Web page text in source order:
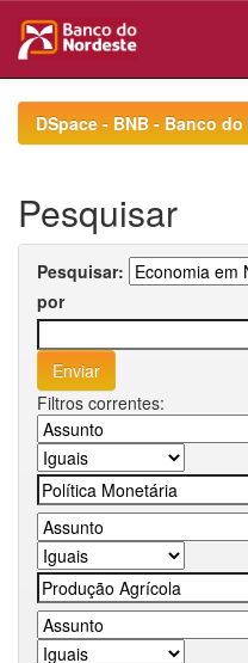
navigationDSpace - BNB - Banco
Pesquisar
Pesquisar:
por
Filtros correntes: